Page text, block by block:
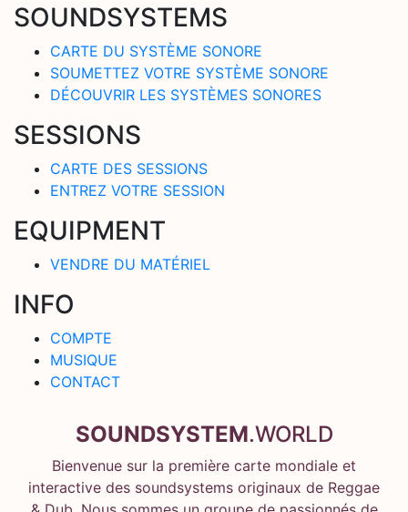
SOUNDSYSTEMS
CARTE DU SYSTÈME SONORE
SOUMETTEZ VOTRE SYSTÈME SONORE
DÉCOUVRIR LES SYSTÈMES SONORES
SESSIONS
CARTE DES SESSIONS
ENTREZ VOTRE SESSION
EQUIPMENT
VENDRE DU MATÉRIEL
INFO
COMPTE
MUSIQUE
CONTACT
SOUNDSYSTEM.WORLD
Bienvenue sur la première carte mondiale et
interactive des soundsystems originaux de Reggae